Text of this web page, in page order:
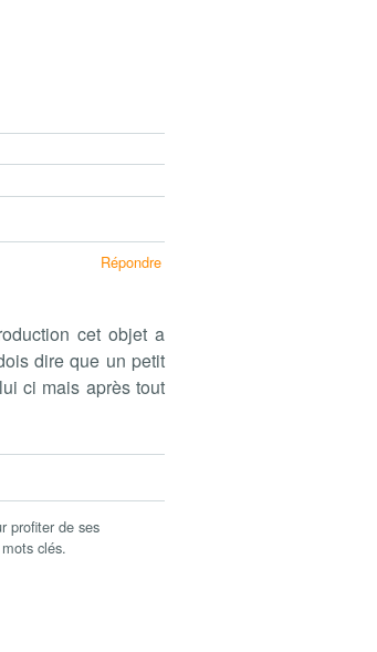
cet objet a
dire que un petit
ci mais après tout
Répondre
profiter de ses
clés.